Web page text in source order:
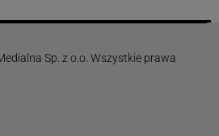
Sp. z o.o. Wszystkie prawa